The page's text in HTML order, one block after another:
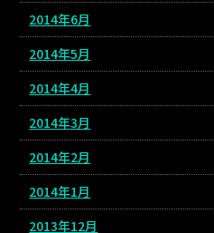
2014年6月
2014年5月
2014年4月
2014年3月
2014年2月
2014年1月
2013年12月